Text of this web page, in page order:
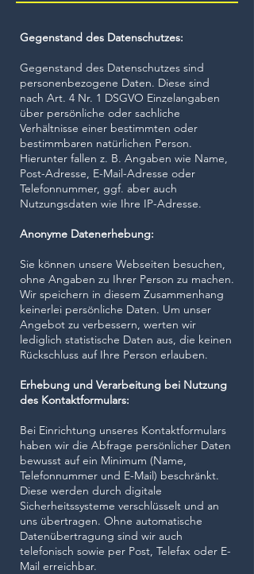
Gegenstand des Datenschutzes:
Gegenstand des Datenschutzes sind
personenbezogene Daten. Diese sind
nach Art. 4 Nr. 1 DSGVO Einzelangaben
über persönliche oder sachliche
Verhältnisse einer bestimmten oder
bestimmbaren natürlichen Person.
Hierunter fallen z. B. Angaben wie Name,
Post-Adresse, E-Mail-Adresse oder
Telefonnummer, ggf. aber auch
Nutzungsdaten wie Ihre IP-Adresse.
Anonyme Datenerhebung:
Sie können unsere Webseiten besuchen,
ohne Angaben zu Ihrer Person zu machen.
Wir speichern in diesem Zusammenhang
keinerlei persönliche Daten. Um unser
Angebot zu verbessern, werten wir
lediglich statistische Daten aus, die keinen
Rückschluss auf Ihre Person erlauben.
Erhebung und Verarbeitung bei Nutzung
des Kontaktformulars:
Bei Einrichtung unseres Kontaktformulars
haben wir die Abfrage persönlicher Daten
bewusst auf ein Minimum (Name,
Telefonnummer und E-Mail) beschränkt.
Diese werden durch digitale
Sicherheitssysteme verschlüsselt und an
uns übertragen. Ohne automatische
Datenübertragung sind wir auch
telefonisch sowie per Post, Telefax oder E-
Mail erreichbar.